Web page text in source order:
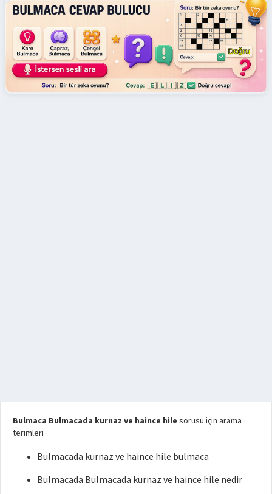
Bulmaca Bulmacada kurnaz ve haince hile sorusu için arama
terimleri
Bulmacada kurnaz ve haince hile bulmaca
Bulmacada Bulmacada kurnaz ve haince hile nedir